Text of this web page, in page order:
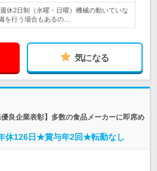
休2日制（水曜・日曜）機械の動いていな
を行う場合もあるの…
気になる
良企業表彰】多数の食品メーカーに即席め
休126日★賞与年2回★転勤なし